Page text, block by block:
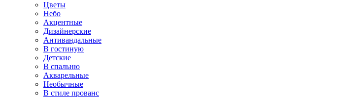
Цветы
Небо
Акцентные
Дизайнерские
Антивандальные
В гостиную
Детские
В спальню
Акварельные
Необычные
В стиле прованс